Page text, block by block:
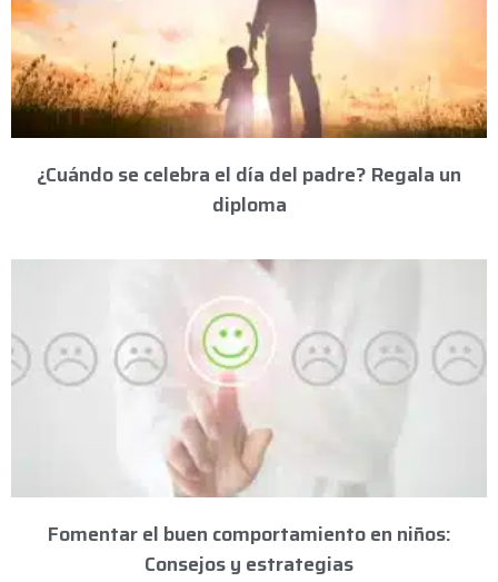
¿Cuándo se celebra el día del padre? Regala un
diploma
Fomentar el buen comportamiento en niños:
Consejos y estrategias